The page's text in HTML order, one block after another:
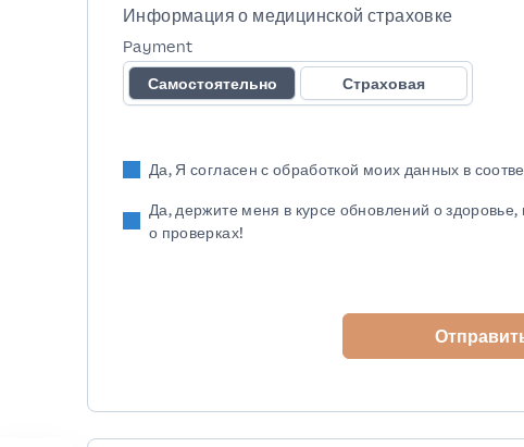
Информация о медицинской страховке
Payment
Самостоятельно
Страховая
Да, Я согласен с обработкой моих данных в
Да, держите меня в курсе обновлений о
о проверках!